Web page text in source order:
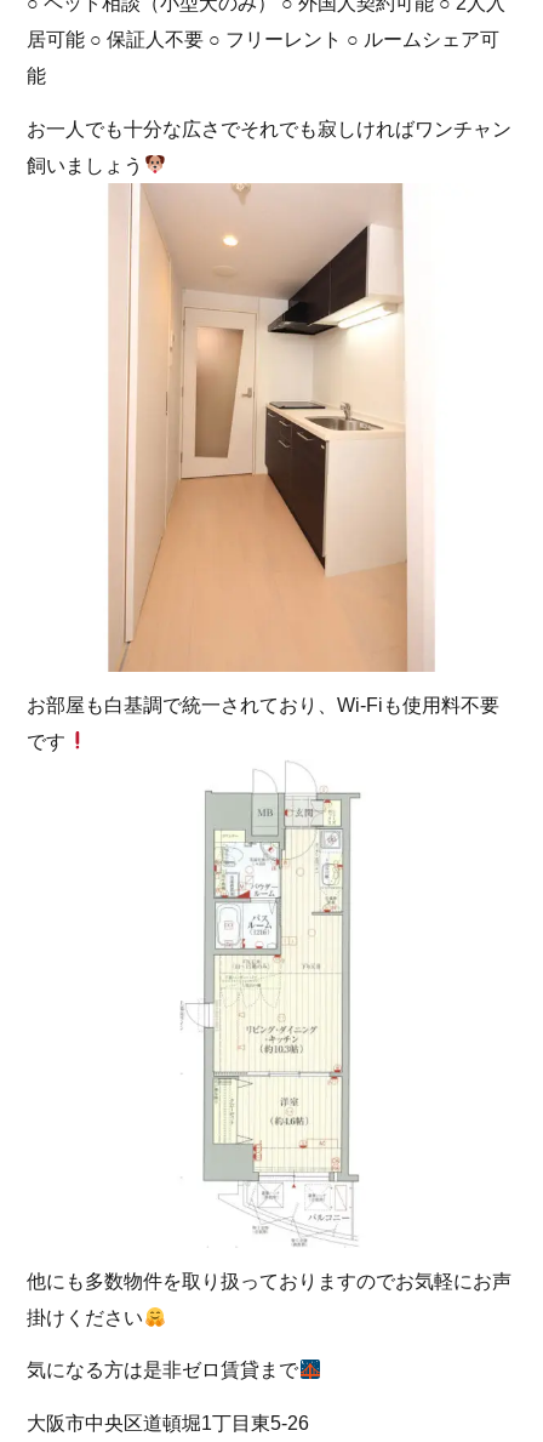
居可能 ○ 保証人不要 ○ フリーレント ○ ルームシェア可
能
お一人でも十分な広さでそれでも寂しければワンチャン
飼いましょう
お部屋も白基調で統一されており、Wi-Fiも使用料不要
です
他にも多数物件を取り扱っておりますのでお気軽にお声
掛けください
気になる方は是非ゼロ賃貸まで
大阪市中央区道頓堀1丁目東5-26